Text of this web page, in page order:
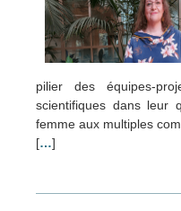
pilier des équipes-
scientifiques dans leur
femme aux multiples
[…]